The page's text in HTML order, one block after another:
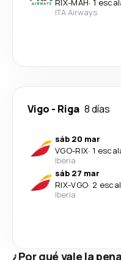
RIX-MAH· 1
ITA Airways
Vigo - Riga 8 días
sáb 20 mar
VGO-RIX· 1
Iberia
sáb 27 mar
RIX-VGO· 2
Iberia
¿Por qué vale la